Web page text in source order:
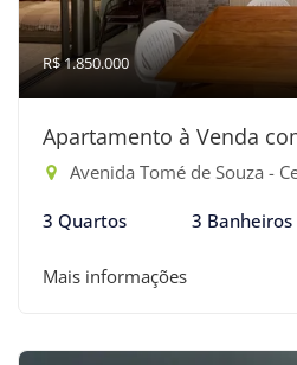
R$ 1.850.000
Apartamento à Venda
Avenida Tomé de Souza -
3 Quartos 3 Banheiros
Mais informações